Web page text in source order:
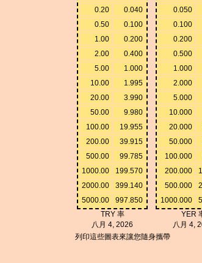
0.20
0.040
0.50
0.100
1.00
0.200
2.00
0.400
5.00
1.000
10.00
1.995
20.00
3.990
50.00
9.980
100.00
19.955
200.00
39.915
500.00
99.785
1000.00
199.570
2000.00
399.140
5000.00
997.850
TRY 率
八月 4, 2026
0.050
0.100
0.200
0.500
1.000
2.000
5.000
10.000
20.000
50.000
100.000
200.000
500.000
1000.000
YER
八月 4,
列印這些圖表來讓您隨身攜帶